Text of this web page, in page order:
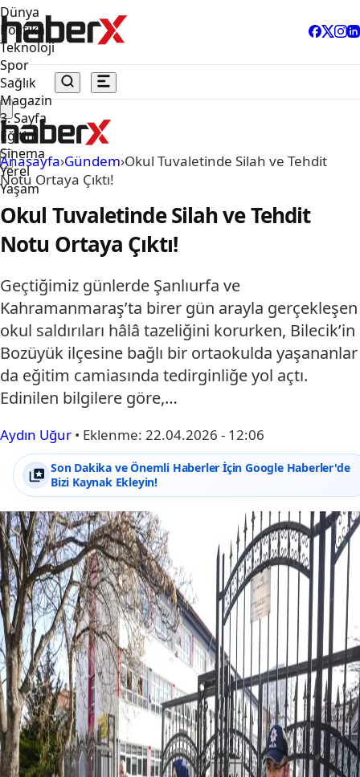
Dünya
Politika
Teknoloji
Spor
Sağlık
Magazin
3. Sayfa
Eğitim
Sinema
Yerel
Yaşam
Anasayfa›Gündem›Okul Tuvaletinde Silah ve Tehdit
Notu Ortaya Çıktı!
Okul Tuvaletinde Silah ve Tehdit
Notu Ortaya Çıktı!
Geçtiğimiz günlerde Şanlıurfa ve
Kahramanmaraş’ta birer gün arayla gerçekleşen
okul saldırıları hâlâ tazeliğini korurken, Bilecik’in
Bozüyük ilçesine bağlı bir ortaokulda yaşananlar
da eğitim camiasında tedirginliğe yol açtı.
Edinilen bilgilere göre,…
Aydın Uğur • Eklenme: 22.04.2026 - 12:06
Son Dakika ve Önemli Haberler İçin Google Haberler'de
Bizi Kaynak Ekleyin!